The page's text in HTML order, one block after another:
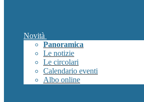
Novità
Panoramica
Le notizie
Le circolari
Calendario eventi
Albo online